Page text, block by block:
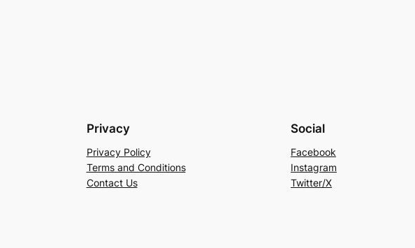
Privacy
Privacy Policy
Terms and Conditions
Contact Us
Social
Facebook
Instagram
Twitter/X